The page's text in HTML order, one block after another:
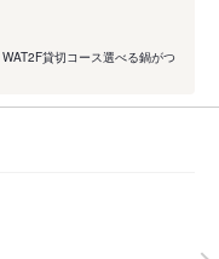
貸切コース選べる鍋がつ